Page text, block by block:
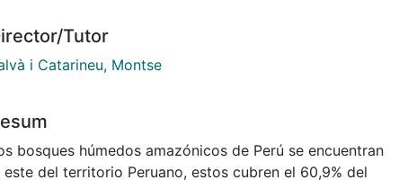
Tutor
i Catarineu, Montse
bosques húmedos amazónicos de Perú se encuentran
este del territorio Peruano, estos cubren el 60,9% del